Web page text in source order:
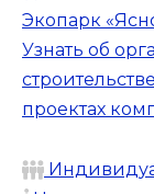
Экопарк
Узнать об
проектах